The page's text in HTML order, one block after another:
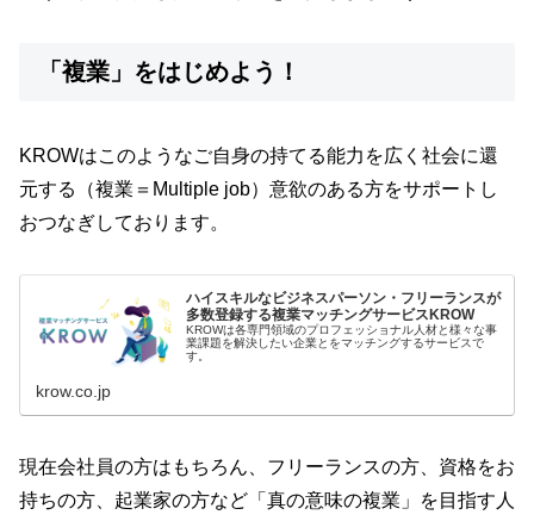
「複業」をはじめよう！
KROWはこのようなご自身の持てる能力を広く社会に還
元する（複業＝Multiple job）意欲のある方をサポートし
おつなぎしております。
ハイスキルなビジネスパーソン・フリーランスが
多数登録する複業マッチングサービスKROW
KROWは各専門領域のプロフェッショナル人材と様々な事
業課題を解決したい企業とをマッチングするサービスで
す。
krow.co.jp
現在会社員の方はもちろん、フリーランスの方、資格をお
持ちの方、起業家の方など「真の意味の複業」を目指す人